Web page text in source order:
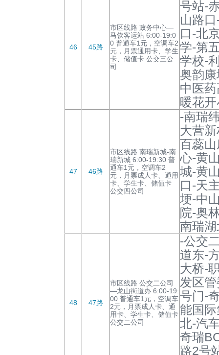
46 45路
市区线路 政务中心—
马饮客运站 6:00-19:0
0 普通车1元，空调车2
元，月票通用卡、学生
卡、储值卡 公交三公
司
号站-
山路
口-北
学-第
学校-
奥韵
中医
暖花
47 46路
市区线路 南瑞新城-南
瑞新城 6:00-19:30 普
通车1元，空调车2
元，月票成人卡、通用
卡、学生卡、储值卡
公交四公司
-南瑞
大营
百蕊
心-黄
城-黄
口-天
埂-中
院-奥
南瑞
48 47路
市区线路 公交二公司
—龙山街道办 6:00-19:
00 普通车1元，空调车
2元，月票成人卡、通
用卡、学生卡、储值卡
公交二公司
-公交
道东-
大桥-
发区
号门-
能国
北-汽
奇瑞
路2号